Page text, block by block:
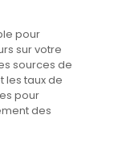
pour
sur votre
sources de
les taux de
pour
des